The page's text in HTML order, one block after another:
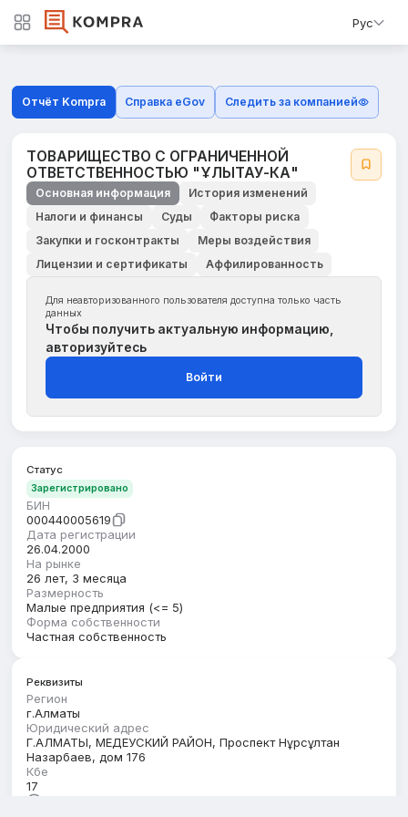
Рус
Отчёт Kompra Справка eGov Следить за компанией
ТОВАРИЩЕСТВО С ОГРАНИЧЕННОЙ
ОТВЕТСТВЕННОСТЬЮ "ҰЛЫТАУ-КА"
Основная информация
История изменений
Налоги и финансы
Суды
Факторы риска
Закупки и госконтракты
Меры воздействия
Лицензии и сертификаты
Аффилированность
Для неавторизованного пользователя доступна только часть
данных
Чтобы получить актуальную информацию,
авторизуйтесь
Войти
Статус
Зарегистрировано
БИН
000440005619
Дата регистрации
26.04.2000
На рынке
26 лет, 3 месяца
Размерность
Малые предприятия (<= 5)
Форма собственности
Частная собственность
Реквизиты
Регион
г.Алматы
Юридический адрес
Г.АЛМАТЫ, МЕДЕУСКИЙ РАЙОН, Проспект Нұрсұлтан
Назарбаев, дом 176
Кбе
17